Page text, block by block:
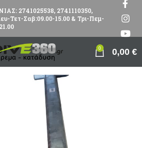
2741025538, 2741110350,
Τετ-Σαβ:09.00-15.00 & Τρι-Πεμ-
0 0,00 €